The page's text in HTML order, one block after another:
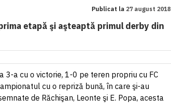
1 MDL = 0.2538 RON
1 MXN= 0.2227 RON
1 RSD= 0.0425 RON
1 RUB= 0.0530 RON
1 SEK
= 0.4526 RON
= 0.1141 RON
1 UAH= 0.1048 RON
Publicat la 27 august 2018
etapă şi aşteaptă primul derby din
3-a cu o victorie, 1-0 pe teren propriu cu FC
cu o repriză bună, în care şi-au
de Răchişan, Leonte şi E. Popa, acesta